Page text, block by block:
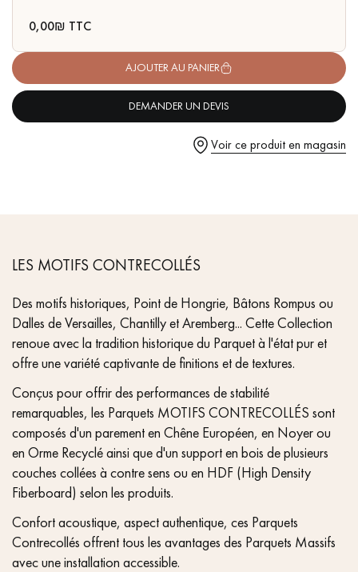
Un expert Décoplus Parquets vous appelle
Demandez un rendez-vous personnalisé
0,00₪ TTC
AJOUTER AU PANIER
DEMANDER UN DEVIS
Voir ce produit en magasin
LES MOTIFS CONTRECOLLÉS
Des motifs historiques, Point de Hongrie, Bâtons Rompus ou
Dalles de Versailles, Chantilly et Aremberg... Cette Collection
renoue avec la tradition historique du Parquet à l'état pur et
offre une variété captivante de finitions et de textures.
Conçus pour offrir des performances de stabilité
remarquables, les Parquets MOTIFS CONTRECOLLÉS sont
composés d'un parement en Chêne Européen, en Noyer ou
en Orme Recyclé ainsi que d'un support en bois de plusieurs
couches collées à contre sens ou en HDF (High Density
Fiberboard) selon les produits.
Confort acoustique, aspect authentique, ces Parquets
Contrecollés offrent tous les avantages des Parquets Massifs
avec une installation accessible.